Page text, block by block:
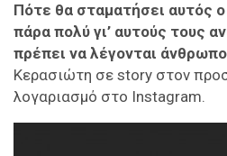
Πότε θα σταματήσει αυτός
πάρα πολύ γι’ αυτούς τους
πρέπει να λέγονται
Κερασιώτη σε story στον
λογαριασμό στο Instagram.